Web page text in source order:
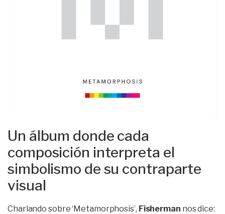
Un álbum donde cada
composición interpreta el
simbolismo de su contraparte
visual
Charlando sobre ‘Metamorphosis’, Fisherman nos dice: